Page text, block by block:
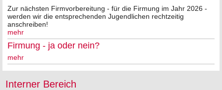
Zur nächsten Firmvorbereitung - für die Firmung im Jahr 2026 -
werden wir die entsprechenden Jugendlichen rechtzeitig
anschreiben!
mehr
Firmung - ja oder nein?
mehr
Interner Bereich